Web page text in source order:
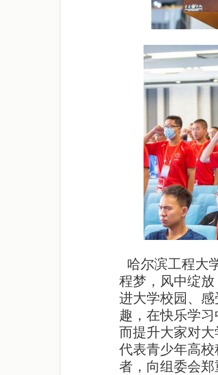
哈尔滨工程大
程梦，风中绽
进大学校园、
趣，在快乐学
而提升大家对
代表青少年高
者，向组委会